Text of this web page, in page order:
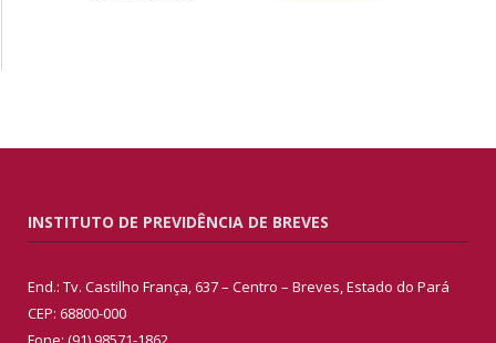
INSTITUTO DE PREVIDÊNCIA DE BREVES
End.: Tv. Castilho França, 637 – Centro – Breves, Estado do Pará
CEP: 68800-000